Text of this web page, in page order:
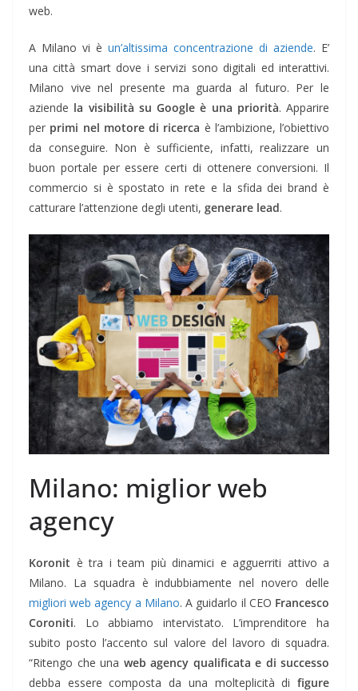
web.
A Milano vi è un’altissima concentrazione di aziende. E’
una città smart dove i servizi sono digitali ed interattivi.
Milano vive nel presente ma guarda al futuro. Per le
aziende la visibilità su Google è una priorità. Apparire
per primi nel motore di ricerca è l’ambizione, l’obiettivo
da conseguire. Non è sufficiente, infatti, realizzare un
buon portale per essere certi di ottenere conversioni. Il
commercio si è spostato in rete e la sfida dei brand è
catturare l’attenzione degli utenti, generare lead.
Milano: miglior web
agency
Koronit è tra i team più dinamici e agguerriti attivo a
Milano. La squadra è indubbiamente nel novero delle
migliori web agency a Milano. A guidarlo il CEO Francesco
Coroniti. Lo abbiamo intervistato. L’imprenditore ha
subito posto l’accento sul valore del lavoro di squadra.
“Ritengo che una web agency qualificata e di successo
debba essere composta da una molteplicità di figure